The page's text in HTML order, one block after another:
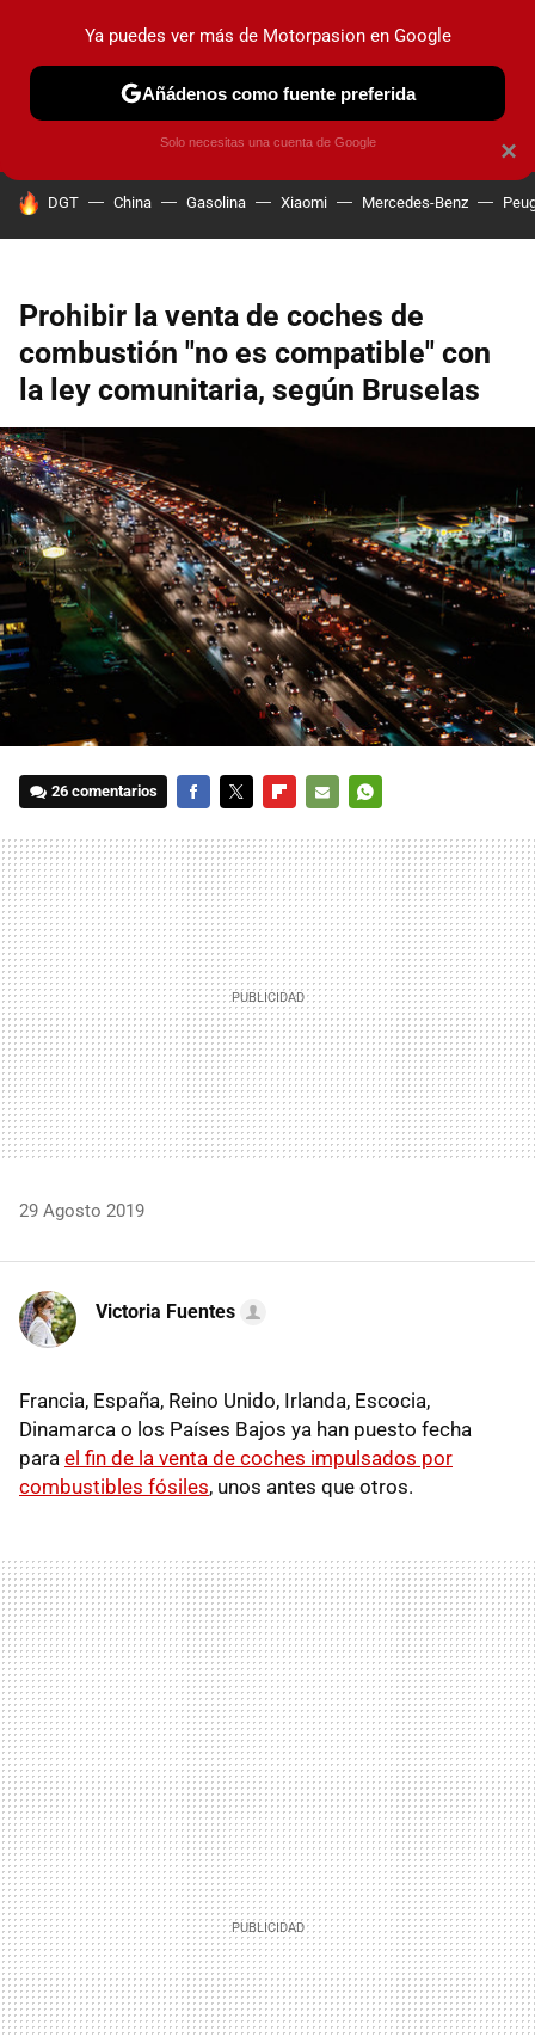
PRUEBAS COCHES ELÉCTRICOS OBSERVATORIO
HOY SE HABLA DE
DGT China Gasolina Xiaomi Mercedes-Benz
Prohibir la venta de coches de
combustión "no es compatible" con
la ley comunitaria, según Bruselas
26 comentarios
MAIL
29 Agosto 2019
Victoria Fuentes
Francia, España, Reino Unido, Irlanda, Escocia,
Dinamarca o los Países Bajos ya han puesto fecha
para el fin de la venta de coches impulsados por
combustibles fósiles, unos antes que otros.
×
Ya puedes ver más de Motorpasion en Google
Añádenos como fuente preferida
Solo necesitas una cuenta de Google